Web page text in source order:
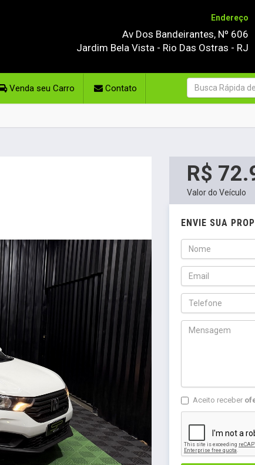
Endereço
Av Dos Bandeirantes, Nº 606
Jardim Bela Vista - Rio Das Ostras - RJ
Venda seu Carro Contato
R$
Valor do Veículo
ENVIE SUA
Aceito receber